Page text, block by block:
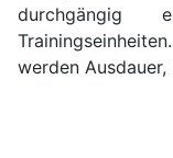
durchgängig
werden